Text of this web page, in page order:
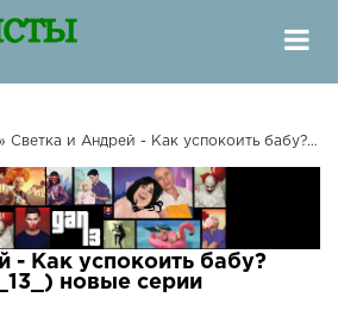
» Светка и Андрей - Как успокоить бабу? Лайфхак (#gan_13_)
- Как успокоить бабу?
новые серии